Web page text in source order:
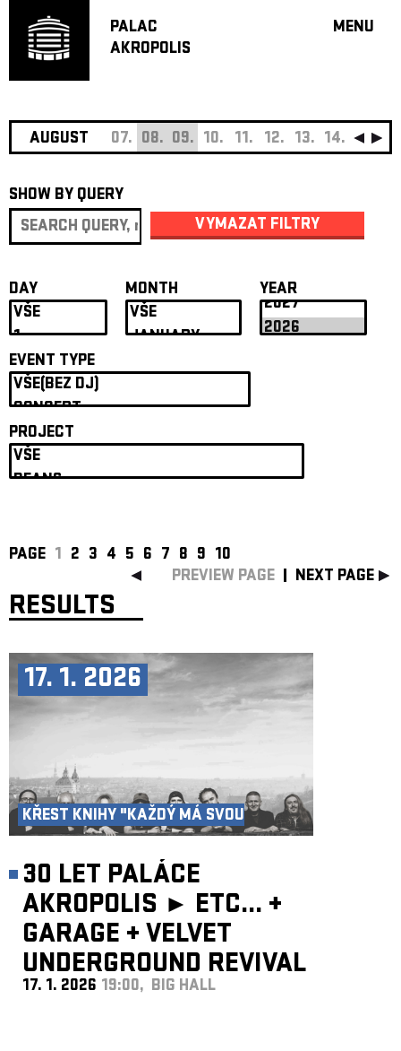
PALAC
AKROPOLIS
MENU
JAZZ
THEATRE
OFF
ABOUT
PROJECTS
AUGUST 07. 08. 09. 10. 11. 12. 13. 14. 15.
SHOW BY QUERY
VYMAZAT FILTRY
DAY MONTH YEAR
EVENT TYPE
PROJECT
PAGE 1 2 3 4 5 6 7 8 9 10
PREVIEW PAGE
NEXT PAGE
RESULTS
17. 1. 2026
KŘEST KNIHY "KAŽDÝ MÁ SVOU
30 LET PALÁCE
AKROPOLIS ► ETC... +
GARAGE + VELVET
UNDERGROUND REVIVAL
BAND
17. 1. 2026 19:00, BIG HALL